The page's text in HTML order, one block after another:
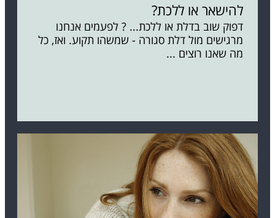
להישאר או ללכת?
דפוק שוב בדלת או ללכת... ? לפעמים אנחנו
מרגישים מול דלת סגורה - שמשהו תקוע. ואז, כל
מה שאנו רוצים ...